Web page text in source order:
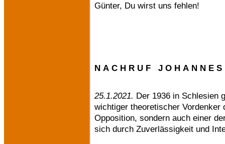
Günter, Du wirst uns fehlen!
N A C H R U F J O H A N N E
25.1.2021. Der 1936 in Schlesien
wichtiger theoretischer
Opposition, sondern auch einer
sich durch Zuverlässigkeit und